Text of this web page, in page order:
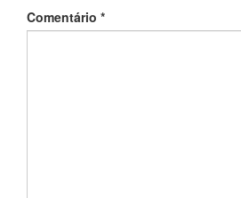
Comentário *